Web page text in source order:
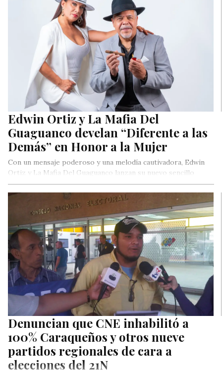
Edwin Ortiz y La Mafia Del
Guaguanco develan “Diferente a las
Demás” en Honor a la Mujer
Con un mensaje poderoso y una melodía cautivadora, Edwin
Ortiz y La Mafia Del Guaguanco lanzan su nuevo sencillo
“Diferente…
Denuncian que CNE inhabilitó a
100% Caraqueños y otros nueve
partidos regionales de cara a
elecciones del 21N